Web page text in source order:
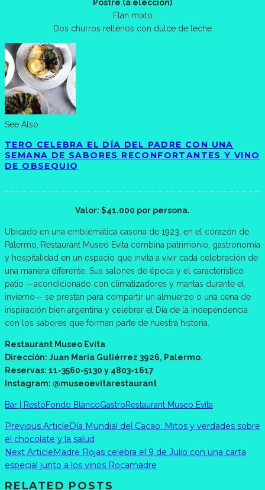
Postre (a elección)
Flan mixto
Dos churros rellenos con dulce de leche
See Also
TERO CELEBRA EL DÍA DEL PADRE CON UNA
SEMANA DE SABORES RECONFORTANTES Y VINO
DE OBSEQUIO
Valor: $41.000 por persona.
Ubicado en una emblemática casona de 1923, en el corazón de
Palermo, Restaurant Museo Evita combina patrimonio, gastronomía
y hospitalidad en un espacio que invita a vivir cada celebración de
una manera diferente. Sus salones de época y el característico
patio —acondicionado con climatizadores y mantas durante el
invierno— se prestan para compartir un almuerzo o una cena de
inspiración bien argentina y celebrar el Día de la Independencia
con los sabores que forman parte de nuestra historia.
Restaurant Museo Evita
Dirección: Juan María Gutiérrez 3926, Palermo.
Reservas: 11-3560-5130 y 4803-1617
Instagram: @museoevitarestaurant
Bar | RestóFondo BlancoGastroRestaurant Museo Evita
Previous ArticleDía Mundial del Cacao: Mitos y verdades sobre
el chocolate y la salud
Next ArticleMadre Rojas celebra el 9 de Julio con una carta
especial junto a los vinos Rocamadre
RELATED POSTS